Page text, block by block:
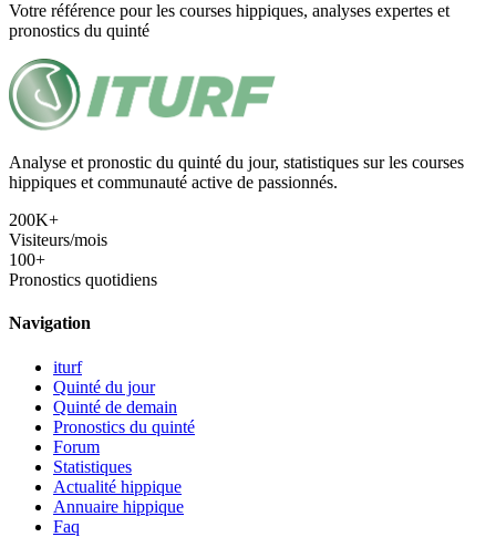
Votre référence pour les courses hippiques, analyses expertes et
pronostics du quinté
Analyse et pronostic du quinté du jour, statistiques sur les courses
hippiques et communauté active de passionnés.
200K+
Visiteurs/mois
100+
Pronostics quotidiens
Navigation
iturf
Quinté du jour
Quinté de demain
Pronostics du quinté
Forum
Statistiques
Actualité hippique
Annuaire hippique
Faq